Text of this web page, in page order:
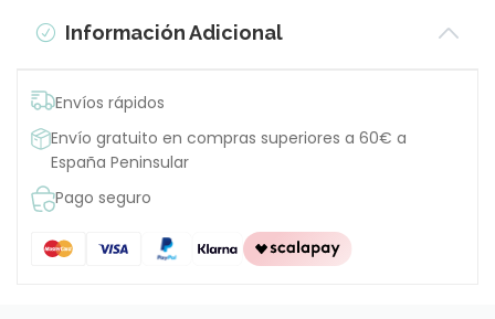
Información Adicional
Envíos rápidos
Envío gratuito en compras superiores a 60€ a
España Peninsular
Pago seguro